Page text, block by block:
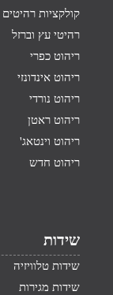
קולקציות רהיטים
רהיטי עץ וברזל
ריהוט כפרי
ריהוט אינדונזי
ריהוט נורדי
ריהוט ראטן
ריהוט וינטאג'
ריהוט חדש
שידות
שידות טלוויזיה
שידות מגירות